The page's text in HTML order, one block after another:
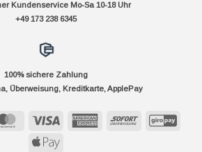
Kundenservice Mo-Sa 10-18 Uhr
+49 173 238 6345
100% sichere Zahlung
Überweisung, Kreditkarte, ApplePay
MasterCard Visa
AmericanSofort
Apple